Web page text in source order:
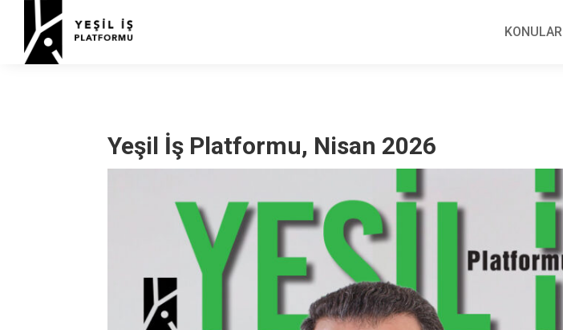
KONULAR
Yeşil İş Platformu, Nisan 2026